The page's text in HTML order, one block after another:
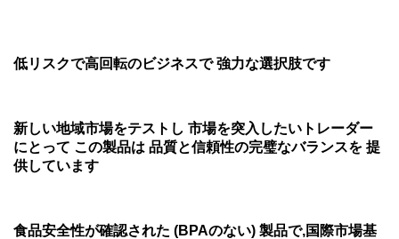
低リスクで高回転のビジネスで 強力な選択肢です
新しい地域市場をテストし 市場を突入したいトレーダー
にとって この製品は 品質と信頼性の完璧なバランスを 提
供しています
食品安全性が確認された (BPAのない) 製品で,国際市場基